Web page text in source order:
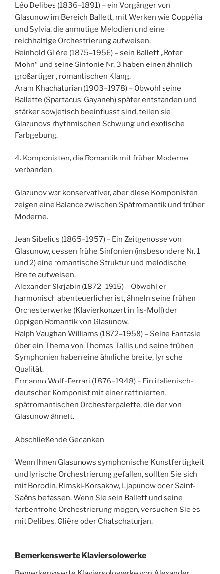
Léo Delibes (1836–1891) – ein Vorgänger von
Glasunow im Bereich Ballett, mit Werken wie Coppélia
und Sylvia, die anmutige Melodien und eine
reichhaltige Orchestrierung aufweisen.
Reinhold Glière (1875–1956) – sein Ballett „Roter
Mohn“ und seine Sinfonie Nr. 3 haben einen ähnlich
großartigen, romantischen Klang.
Aram Khachaturian (1903–1978) – Obwohl seine
Ballette (Spartacus, Gayaneh) später entstanden und
stärker sowjetisch beeinflusst sind, teilen sie
Glazunovs rhythmischen Schwung und exotische
Farbgebung.
4. Komponisten, die Romantik mit früher Moderne
verbanden
Glazunov war konservativer, aber diese Komponisten
zeigen eine Balance zwischen Spätromantik und früher
Moderne.
Jean Sibelius (1865–1957) – Ein Zeitgenosse von
Glasunow, dessen frühe Sinfonien (insbesondere Nr. 1
und 2) eine romantische Struktur und melodische
Breite aufweisen.
Alexander Skrjabin (1872–1915) – Obwohl er
harmonisch abenteuerlicher ist, ähneln seine frühen
Orchesterwerke (Klavierkonzert in fis-Moll) der
üppigen Romantik von Glasunow.
Ralph Vaughan Williams (1872–1958) – Seine Fantasie
über ein Thema von Thomas Tallis und seine frühen
Symphonien haben eine ähnliche breite, lyrische
Qualität.
Ermanno Wolf-Ferrari (1876–1948) – Ein italienisch-
deutscher Komponist mit einer raffinierten,
spätromantischen Orchesterpalette, die der von
Glasunow ähnelt.
Abschließende Gedanken
Wenn Ihnen Glasunows symphonische Kunstfertigkeit
und lyrische Orchestrierung gefallen, sollten Sie sich
mit Borodin, Rimski-Korsakow, Ljapunow oder Saint-
Saëns befassen. Wenn Sie sein Ballett und seine
farbenfrohe Orchestrierung mögen, versuchen Sie es
mit Delibes, Glière oder Chatschaturjan.
Bemerkenswerte Klaviersolowerke